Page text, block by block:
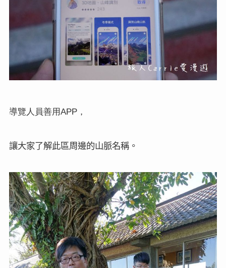
導覽人員善用APP，
讓大家了解此區周邊的山脈名稱。